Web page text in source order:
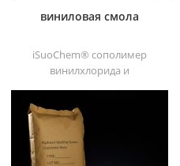
виниловая смола
iSuoChem® сополимер
винилхлорида и
белый порошок смола
Винилхлорид &; ;
винилацетатный
сополимер. его